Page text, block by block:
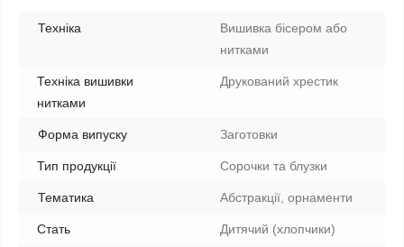
Техніка
Вишивка бісером або
нитками
Техніка вишивки
нитками
Друкований хрестик
Форма випуску Заготовки
Тип продукції Сорочки та блузки
Тематика Абстракції, орнаменти
Стать Дитячий (хлопчики)